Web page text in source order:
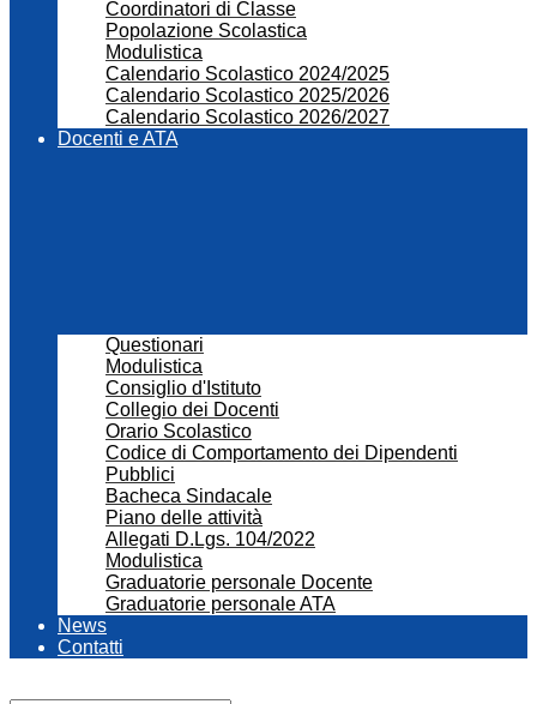
Coordinatori di Classe
Popolazione Scolastica
Modulistica
Calendario Scolastico 2024/2025
Calendario Scolastico 2025/2026
Calendario Scolastico 2026/2027
Docenti e ATA
Questionari
Modulistica
Consiglio d'Istituto
Collegio dei Docenti
Orario Scolastico
Codice di Comportamento dei Dipendenti
Pubblici
Bacheca Sindacale
Piano delle attività
Allegati D.Lgs. 104/2022
Modulistica
Graduatorie personale Docente
Graduatorie personale ATA
News
Contatti